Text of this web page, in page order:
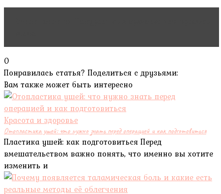
0
Понравилась статья? Поделиться с друзьями:
Вам также может быть интересно
Красота и здоровье
Отопластика ушей: что нужно знать перед операцией и как подготовиться
Пластика ушей: как подготовиться Перед
вмешательством важно понять, что именно вы хотите
изменить и